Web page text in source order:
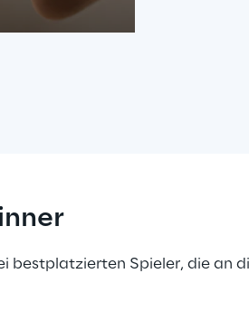
bestplatzierten Spieler, die an